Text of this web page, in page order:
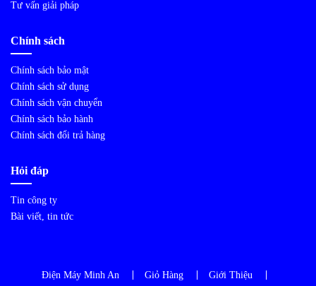
Tư vấn giải pháp
Chính sách
Chính sách bảo mật
Chính sách sử dụng
Chính sách vận chuyển
Chính sách bảo hành
Chính sách đổi trả hàng
Hỏi đáp
Tin công ty
Bài viết, tin tức
Điện Máy Minh An Giỏ Hàng Giới Thiệu